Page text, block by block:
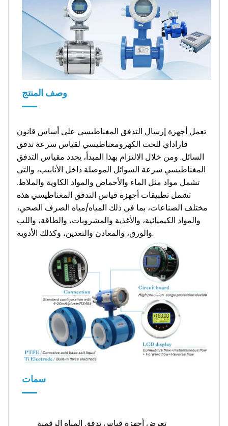
وصف المنتج
تعمل أجهزة إرسال التدفق المغناطيسي على أساس قانون
فاراداي للحث الكهرومغناطيسي لقياس سرعة تدفق
السائل. ومن خلال الالتزام بهذا المبدأ، يحدد مقياس التدفق
المغناطيسي سرعة السوائل الموصلة داخل الأنابيب، والتي
تشمل مواد مثل الماء والأحماض والمواد الكاوية والملاط.
تشمل تطبيقات أجهزة قياس التدفق المغناطيسي هذه
مختلف الصناعات، بما في ذلك المياه/مياه الصرف الصحي،
والمواد الكيميائية، والأغذية والمشروبات، والطاقة، واللب
والورق، والمعادن والتعدين، وكذلك الأدوية.
سمات
تعرض أجهزة قياس تدفق المياه الرقمية